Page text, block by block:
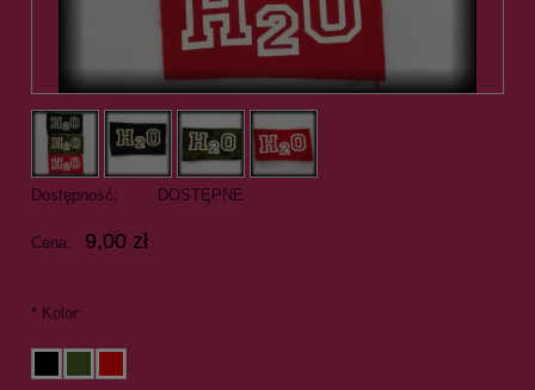
Dostępność: DOSTĘPNE
Cena: 9,00 zł
* Kolor: